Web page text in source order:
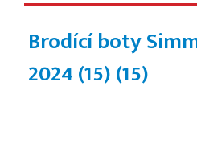
Brodící boty
2024 (15)(15)